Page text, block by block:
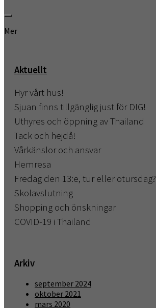
Mer
Aktuellt
Hyr vårt hus!
Sjuan finns tillgänglig just för DIG!
Uthyres och öppning av Thailand
Tack och hejdå!
Vårkänslor och ansvar
Hemresa
Fredag den 13:e, tur eller otursdag?
Skolavslutning
Shopping och önskningar
COVID-19 i Thailand
Arkiv
september 2024
oktober 2021
mars 2020